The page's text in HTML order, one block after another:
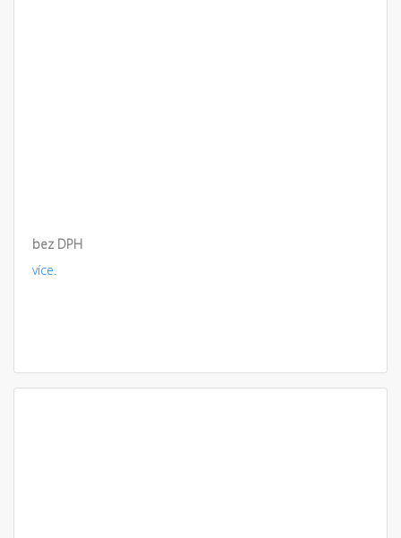
bez DPH
více.